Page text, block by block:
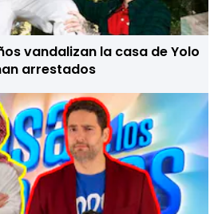
vandalizan la casa de Yolo
arrestados